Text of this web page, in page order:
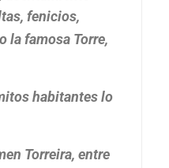
fenicios,
la famosa Torre,
habitantes lo
Torreira, entre